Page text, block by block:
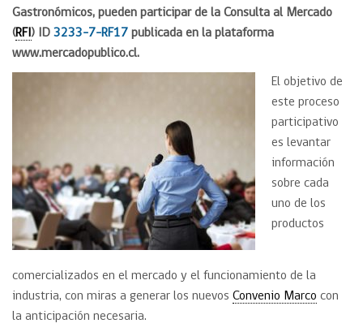
Gastronómicos, pueden participar de la Consulta al Mercado
(RFI ) ID 3233-7-RF17 publicada en la plataforma
www.mercadopublico.cl.
El objetivo de
este proceso
participativo
es levantar
información
sobre cada
uno de los
productos
comercializados en el mercado y el funcionamiento de la
industria, con miras a generar los nuevos Convenio Marco con
la anticipación necesaria.